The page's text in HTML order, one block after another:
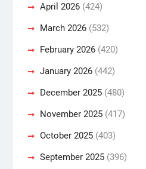
April 2026(424)
March 2026(532)
February 2026(420)
January 2026(442)
December 2025(480)
November 2025(417)
October 2025(403)
September 2025(396)